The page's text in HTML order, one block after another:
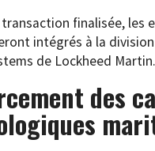
finalisée, les
intégrés à la
de Lockheed Martin.
des